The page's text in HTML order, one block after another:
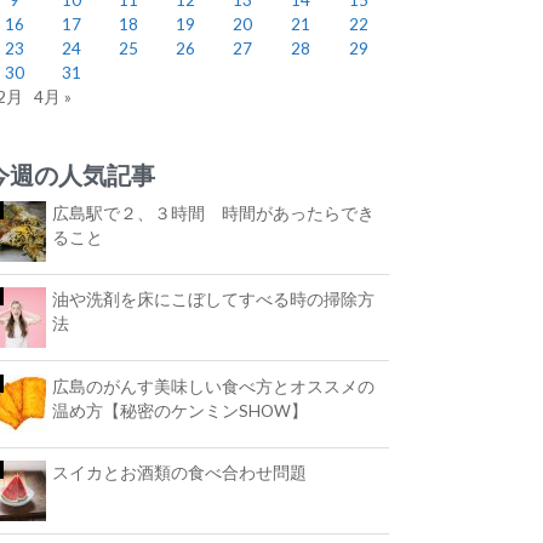
16
17 18 19 20 21
22
23
24 25 26 27 28
29
30
31
月
4月 »
週の人気記事
広島駅で２、３時間 時間があったらでき
ること
油や洗剤を床にこぼしてすべる時の掃除方
法
広島のがんす美味しい食べ方とオススメの
温め方【秘密のケンミンSHOW】
スイカとお酒類の食べ合わせ問題